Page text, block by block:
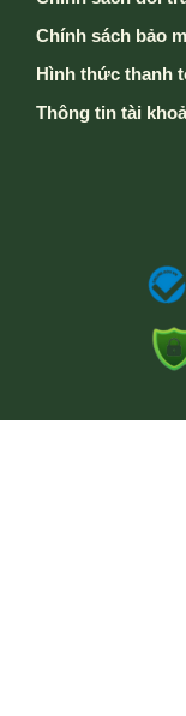
Chính sách bảo
Hình thức thanh
Thông tin tài